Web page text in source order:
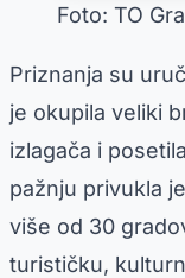
Foto: TO
Priznanja su
je okupila veliki
izlagača i
pažnju privukla
više od 30
turističku,